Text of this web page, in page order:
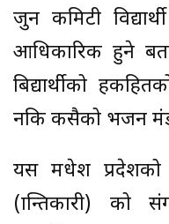
जुन कमिटी
आधिकारिक हुने
बिद्यार्थीको
नकि कसैको भजन
यस मधेश प्रदेशको
(क्रान्तिकारी)